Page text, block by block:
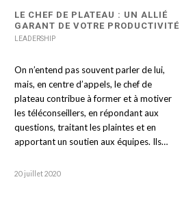
LE CHEF DE PLATEAU : UN ALLIÉ
GARANT DE VOTRE PRODUCTIVITÉ
LEADERSHIP
On n’entend pas souvent parler de lui,
mais, en centre d’appels, le chef de
plateau contribue à former et à motiver
les téléconseillers, en répondant aux
questions, traitant les plaintes et en
apportant un soutien aux équipes. Ils…
20 juillet 2020